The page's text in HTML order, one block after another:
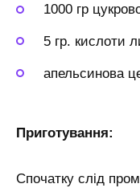
1000 гр
5 гр. кислоти
апельсинова
Приготування:
Спочатку слід